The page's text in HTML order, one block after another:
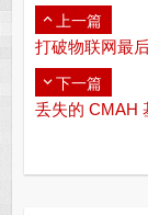
上一篇
打破物联网最
下一篇
丢失的 CMAH